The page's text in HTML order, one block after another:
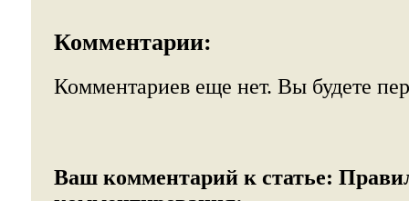
Комментарии:
Комментариев еще нет. Вы будете
Ваш комментарий к статье: